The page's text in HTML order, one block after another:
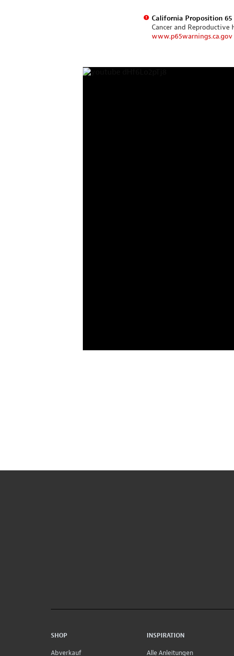
California Proposition 65
Cancer and Reproductive
www.p65warnings.ca.gov
SHOP
Abverkauf
INSPIRATION
Alle Anleitungen